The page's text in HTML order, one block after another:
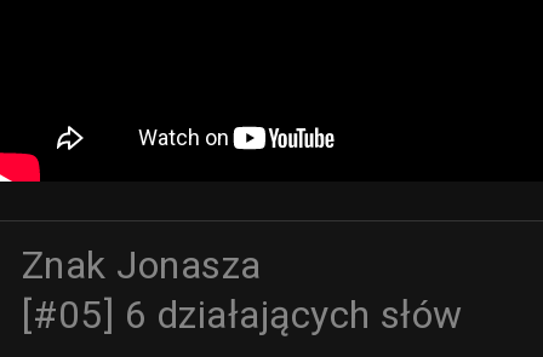
Znak Jonasza
[#05] 6 działających słów